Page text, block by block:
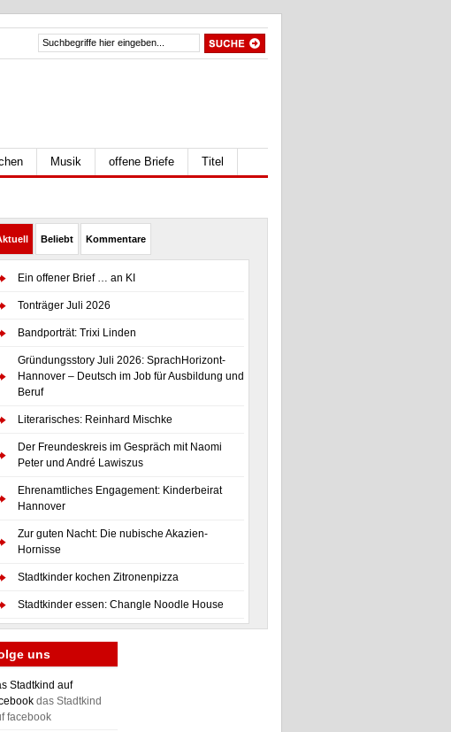
Musik offene Briefe Titel
Beliebt Kommentare
Ein offener Brief … an KI
Tonträger Juli 2026
Bandporträt: Trixi Linden
Gründungsstory Juli 2026: SprachHorizont-
Hannover – Deutsch im Job für Ausbildung und
Beruf
Literarisches: Reinhard Mischke
Der Freundeskreis im Gespräch mit Naomi
Peter und André Lawiszus
Ehrenamtliches Engagement: Kinderbeirat
Hannover
Zur guten Nacht: Die nubische Akazien-
Hornisse
Stadtkinder kochen Zitronenpizza
Stadtkinder essen: Changle Noodle House
uns
Stadtkind auf
das Stadtkind
facebook